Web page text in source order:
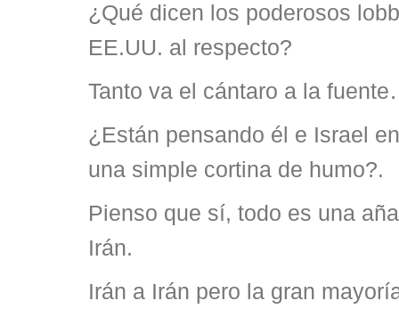
¿Qué dicen los poderosos
EE.UU. al respecto?
Tanto va el cántaro a la
¿Están pensando él e Israel
una simple cortina de humo?.
Pienso que sí, todo es una
Irán.
Irán a Irán pero la gran